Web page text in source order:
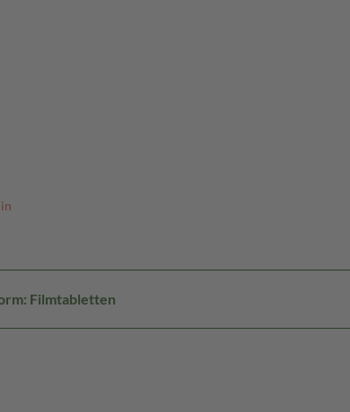
Filmtabletten